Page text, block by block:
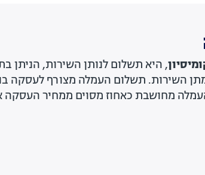
, היא תשלום לנותן השירות, הניתן
השירות. תשלום העמלה מצורף לעסקה
מחושבת כאחוז מסוים ממחיר העסקה